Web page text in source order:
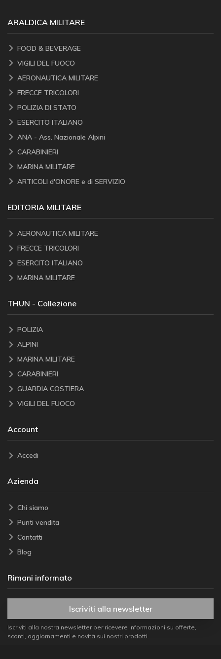
ARALDICA MILITARE
FOOD & BEVERAGE
VIGILI DEL FUOCO
AERONAUTICA MILITARE
FRECCE TRICOLORI
POLIZIA DI STATO
ESERCITO ITALIANO
ANA - Ass. Nazionale Alpini
CARABINIERI
MARINA MILITARE
ARTICOLI d'ONORE e di SERVIZIO
EDITORIA MILITARE
AERONAUTICA MILITARE
FRECCE TRICOLORI
ESERCITO ITALIANO
MARINA MILITARE
THUN - Collezione
POLIZIA
ALPINI
MARINA MILITARE
CARABINIERI
GUARDIA COSTIERA
VIGILI DEL FUOCO
Account
Accedi
Azienda
Chi siamo
Punti vendita
Contatti
Blog
Rimani informato
Iscriviti alla newsletter
Iscriviti alla nostra newsletter per ricevere informazioni su offerte,
sconti, aggiornamenti e novità sui nostri prodotti.